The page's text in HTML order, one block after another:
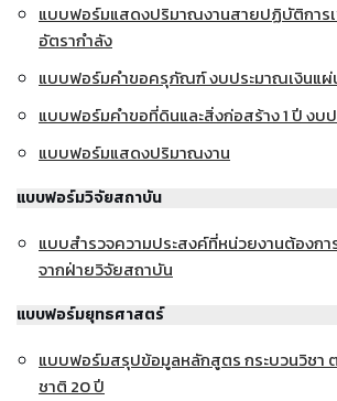
แบบฟอร์มแสดงปริมาณงานสายปฏิบัติการ
อัตรากำลัง
แบบฟอร์มคำขอครุภัณฑ์ งบประมาณเงินแ
แบบฟอร์มคำขอที่ดินและสิ่งก่อสร้าง 1 ปี งบ
แบบฟอร์มแสดงปริมาณงาน
แบบฟอร์มวิจัยสถาบัน
แบบสำรวจความประสงค์ที่หน่วยงานต้องก
จากฝ่ายวิจัยสถาบัน
แบบฟอร์มยุทธศาสตร์
แบบฟอร์มสรุปข้อมูลหลักสูตร กระบวนวิชา
ชาติ 20 ปี